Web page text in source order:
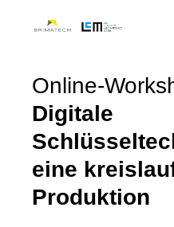
Online-
Digitale
eine
Produktion